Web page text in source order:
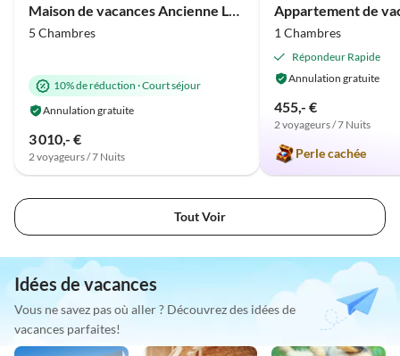
Maison de vacances Ancienne Laiterie
5 Chambres
10% de réduction ·Court séjour
Annulation gratuite
3 010,- €
2 voyageurs / 7 Nuits
1 Chambres
Répondeur Rapide
Annulation gratuite
455,- €
2 voyageurs / 7 Nuits
Perle cachée
Tout Voir
Idées de vacances
Vous ne savez pas où aller ? Découvrez des idées de
vacances parfaites!